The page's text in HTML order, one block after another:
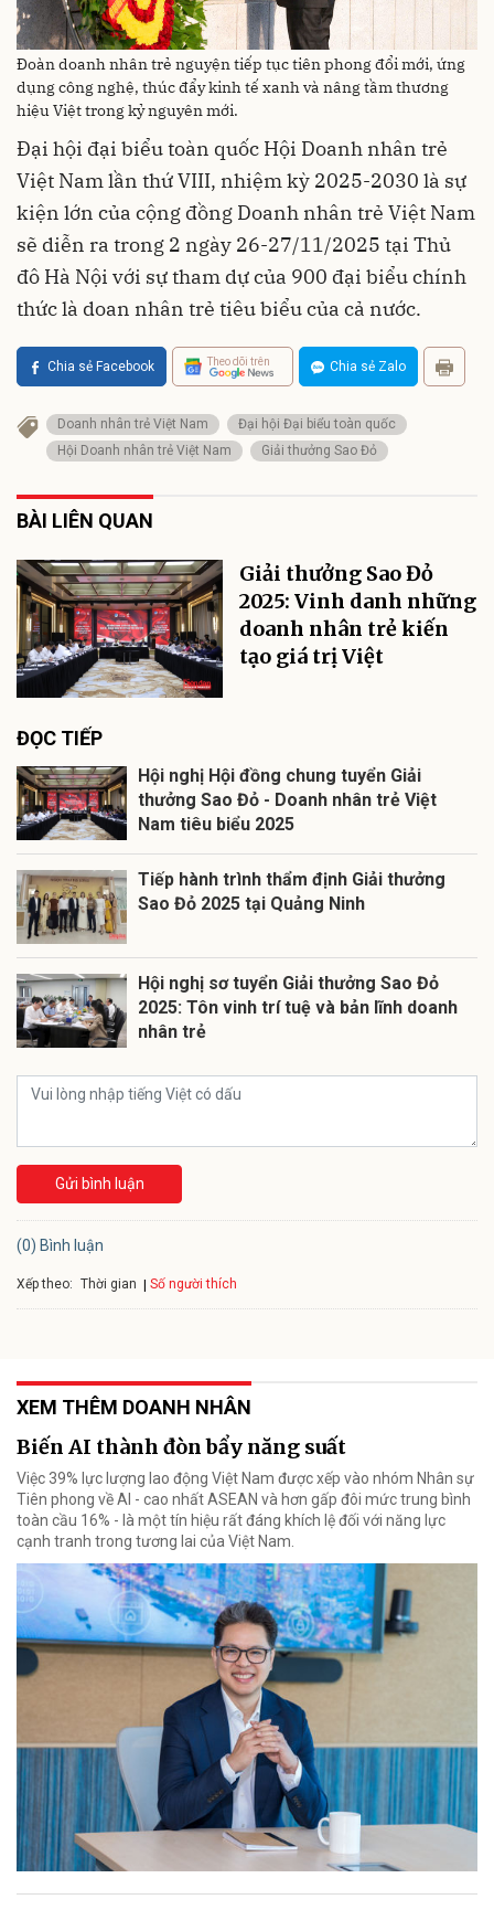
Đoàn doanh nhân trẻ nguyện tiếp tục tiên phong đổi mới, ứng
dụng công nghệ, thúc đẩy kinh tế xanh và nâng tầm thương
hiệu Việt trong kỷ nguyên mới.
Đại hội đại biểu toàn quốc Hội Doanh nhân trẻ
Việt Nam lần thứ VIII, nhiệm kỳ 2025-2030 là sự
kiện lớn của cộng đồng Doanh nhân trẻ Việt Nam
sẽ diễn ra trong 2 ngày 26-27/11/2025 tại Thủ
đô Hà Nội với sự tham dự của 900 đại biểu chính
thức là doan nhân trẻ tiêu biểu của cả nước.
Chia sẻ Facebook Theo dõi trên Chia sẻ Zalo
Doanh nhân trẻ Việt Nam
Đại hội Đại biểu toàn quốc
Hội Doanh nhân trẻ Việt Nam
Giải thưởng Sao Đỏ
BÀI LIÊN QUAN
Giải thưởng Sao Đỏ
2025: Vinh danh những
doanh nhân trẻ kiến
tạo giá trị Việt
ĐỌC TIẾP
Hội nghị Hội đồng chung tuyển Giải
thưởng Sao Đỏ - Doanh nhân trẻ Việt
Nam tiêu biểu 2025
Tiếp hành trình thẩm định Giải thưởng
Sao Đỏ 2025 tại Quảng Ninh
Hội nghị sơ tuyển Giải thưởng Sao Đỏ
2025: Tôn vinh trí tuệ và bản lĩnh doanh
nhân trẻ
Gửi bình luận
(0) Bình luận
Xếp theo: Thời gian Số người thích
XEM THÊM DOANH NHÂN
Biến AI thành đòn bẩy năng suất
Việc 39% lực lượng lao động Việt Nam được xếp vào nhóm Nhân sự
Tiên phong về AI - cao nhất ASEAN và hơn gấp đôi mức trung bình
toàn cầu 16% - là một tín hiệu rất đáng khích lệ đối với năng lực
cạnh tranh trong tương lai của Việt Nam.